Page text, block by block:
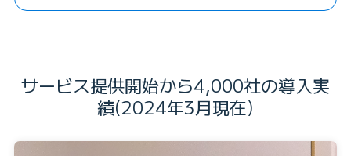
サービス提供開始から4,000社の導入実
績(2024年3月現在)